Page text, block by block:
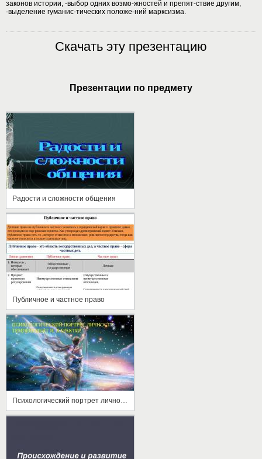
законов истории, -выбор одних возмо-жностей и препят-ствие другим,
-выделение гуманис-тических положе-ний марксизма.
Скачать эту презентацию
Презентации по предмету
Радости и сложности общения
Публичное и частное право